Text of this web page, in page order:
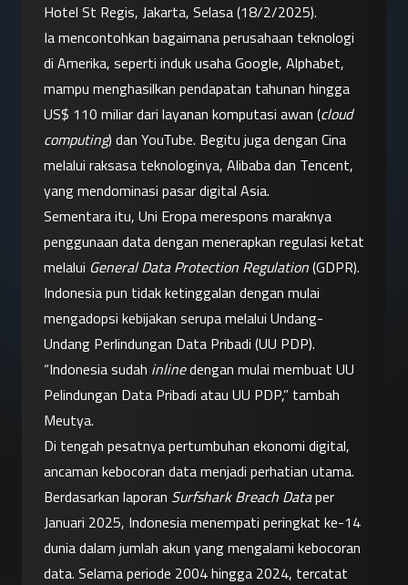
Hotel St Regis, Jakarta, Selasa (18/2/2025).
Ia mencontohkan bagaimana perusahaan teknologi
di Amerika, seperti induk usaha Google, Alphabet,
mampu menghasilkan pendapatan tahunan hingga
US$ 110 miliar dari layanan komputasi awan (cloud
computing) dan YouTube. Begitu juga dengan Cina
melalui raksasa teknologinya, Alibaba dan Tencent,
yang mendominasi pasar digital Asia.
Sementara itu, Uni Eropa merespons maraknya
penggunaan data dengan menerapkan regulasi ketat
melalui General Data Protection Regulation (GDPR).
Indonesia pun tidak ketinggalan dengan mulai
mengadopsi kebijakan serupa melalui Undang-
Undang Perlindungan Data Pribadi (UU PDP).
“Indonesia sudah inline dengan mulai membuat UU
Pelindungan Data Pribadi atau UU PDP,” tambah
Meutya.
Di tengah pesatnya pertumbuhan ekonomi digital,
ancaman kebocoran data menjadi perhatian utama.
Berdasarkan laporan Surfshark Breach Data per
Januari 2025, Indonesia menempati peringkat ke-14
dunia dalam jumlah akun yang mengalami kebocoran
data. Selama periode 2004 hingga 2024, tercatat